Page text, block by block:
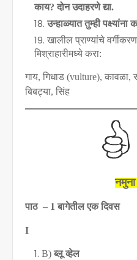
काय?दोन उदाहरणे द्या.
उन्हाळ्यात तुम्ही
खालील प्राण्यांचे
मिश्राहारीमध्ये करा:
गाय, गिधाड (vulture), कावळा,
बिबट्या, सिंह
पाठ – 1बागेतील एक दिवस
I
B)ब्लू व्हेल